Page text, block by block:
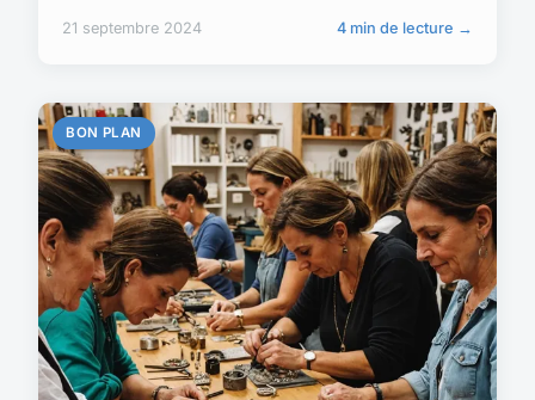
21 septembre 2024 4 min de lecture →
BON PLAN